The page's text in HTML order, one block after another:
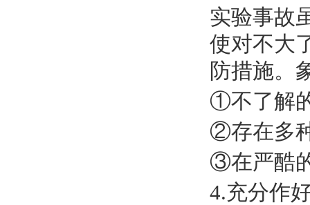
实验事故
使对不大
防措施。
①不了解
②存在多
③在严酷
4.充分作